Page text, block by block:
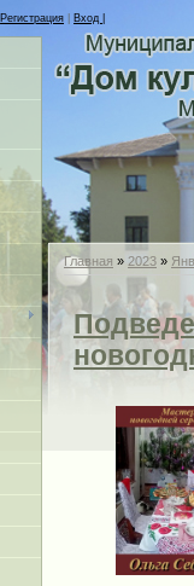
Регистрация Вход |
Главная » 2023 »